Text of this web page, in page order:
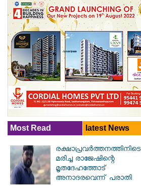
Most Read latest News
രക്ഷാപ്രവര്‍ത്തനത്തിനിടെ
മരിച്ച രാജേഷിന്റെ
മൃതദേഹത്തോട്
അനാദരവെന്ന് പരാതി